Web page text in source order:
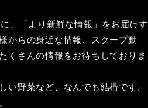
」「より新鮮な情報」をお届けす
からの身近な情報、スクープ動
くさんの情報をお待ちしておりま
い野菜など、なんでも結構です。